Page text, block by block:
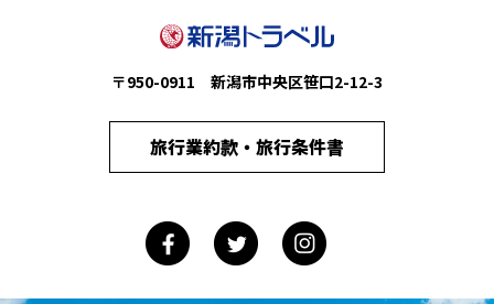
〒950-0911 新潟市中央区笹口2-12-3
旅行業約款・旅行条件書